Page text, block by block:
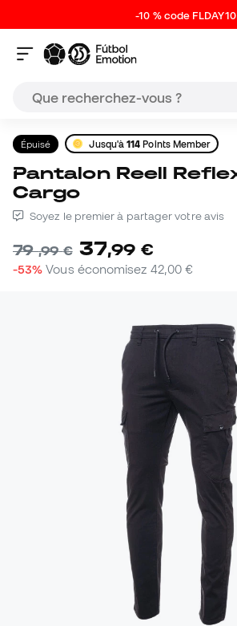
-10 % code FLDAY10
Épuisé Jusqu'à114 Points Member
Pantalon Reell Reflex Easy
Cargo
Soyez le premier à partager votre avis
79,99 € 37,99 €
-53% Vous économisez 42,00 €